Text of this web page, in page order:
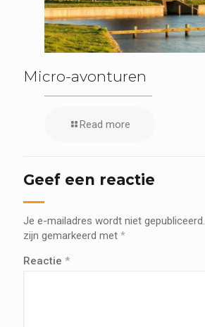
Micro-avonturen
Read more
Geef een reactie
Je e-mailadres wordt niet gepubliceerd.
zijn gemarkeerd met *
Reactie *